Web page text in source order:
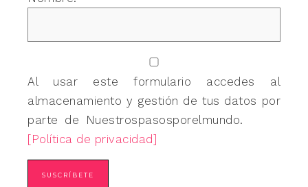
Al usar este formulario accedes al
almacenamiento y gestión de tus datos por
parte de Nuestrospasosporelmundo.
[Política de privacidad]